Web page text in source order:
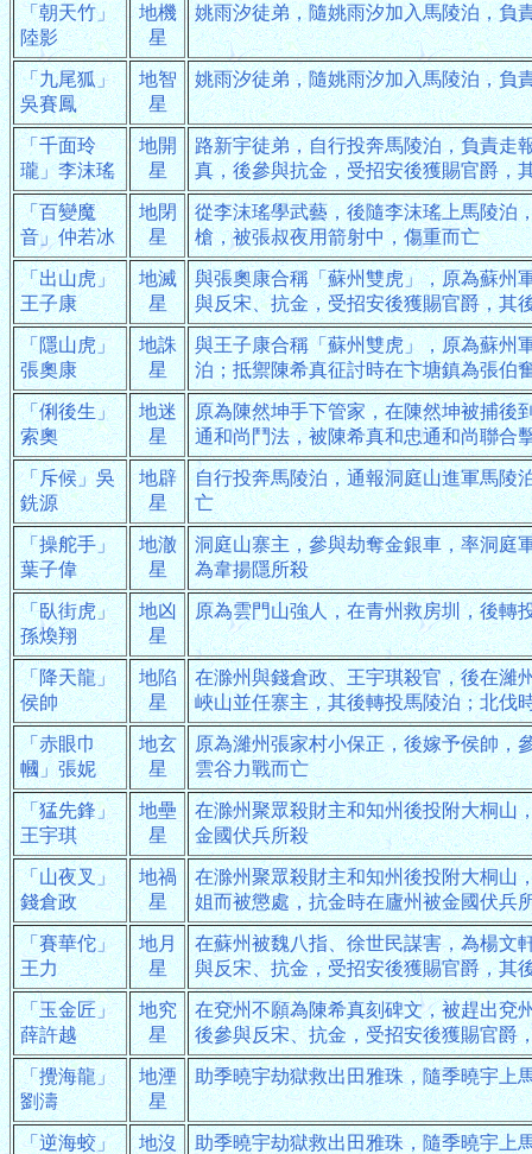
「朝天竹」
陸影
地機
星
姚雨汐徒弟，隨姚雨汐加入馬陵泊，負
「九尾狐」
吳賽鳳
地智
星
姚雨汐徒弟，隨姚雨汐加入馬陵泊，負
「千面玲
瓏」李沫瑤
地開
星
路新宇徒弟，自行投奔馬陵泊，負責走
真，後參與抗金，受招安後獲賜官爵，
「百變魔
音」仲若冰
地閉
星
從李沫瑤學武藝，後隨李沫瑤上馬陵泊
槍，被張叔夜用箭射中，傷重而亡
「出山虎」
王子康
地滅
星
與張奧康合稱「蘇州雙虎」，原為蘇州
與反宋、抗金，受招安後獲賜官爵，其
「隱山虎」
張奧康
地誅
星
與王子康合稱「蘇州雙虎」，原為蘇州
泊；抵禦陳希真征討時在卞塘鎮為張伯
「俐後生」
索奧
地迷
星
原為陳然坤手下管家，在陳然坤被捕後
通和尚鬥法，被陳希真和忠通和尚聯合
「斥候」吳
銑源
地辟
星
自行投奔馬陵泊，通報洞庭山進軍馬陵
亡
「操舵手」
葉子偉
地澈
星
洞庭山寨主，參與劫奪金銀車，率洞庭
為韋揚隱所殺
「臥街虎」
孫煥翔
地凶
星
原為雲門山強人，在青州救房圳，後轉
「降天龍」
侯帥
地陷
星
在滁州與錢倉政、王宇琪殺官，後在濰
峽山並任寨主，其後轉投馬陵泊；北伐
「赤眼巾
幗」張妮
地玄
星
原為濰州張家村小保正，後嫁予侯帥，
雲谷力戰而亡
「猛先鋒」
王宇琪
地壘
星
在滁州聚眾殺財主和知州後投附大桐山
金國伏兵所殺
「山夜叉」
錢倉政
地禍
星
在滁州聚眾殺財主和知州後投附大桐山
姐而被懲處，抗金時在廬州被金國伏兵
「賽華佗」
王力
地月
星
在蘇州被魏八指、徐世民謀害，為楊文
與反宋、抗金，受招安後獲賜官爵，其
「玉金匠」
薛許越
地究
星
在兗州不願為陳希真刻碑文，被趕出兗
後參與反宋、抗金，受招安後獲賜官爵
「攪海龍」
劉濤
地湮
星
助季曉宇劫獄救出田雅珠，隨季曉宇上
「逆海蛟」
地沒
助季曉宇劫獄救出田雅珠，隨季曉宇上